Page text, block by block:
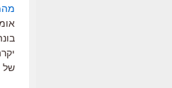
של